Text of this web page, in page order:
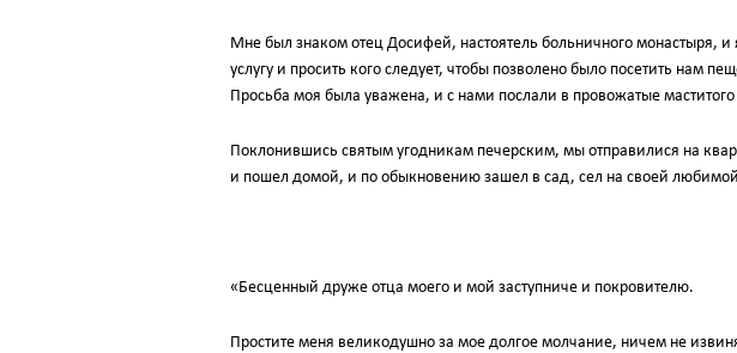
Мне был знаком отец Досифей, настоятель больничного монастыря,
услугу и просить кого следует, чтобы позволено было посетить нам
Просьба моя была уважена, и с нами послали в провожатые
Поклонившись святым угодникам печерским, мы отправилися на
и пошел домой, и по обыкновению зашел в сад, сел на своей
«Бесценный друже отца моего и мой заступниче и покровителю.
Простите меня великодушно за мое долгое молчание, ничем не